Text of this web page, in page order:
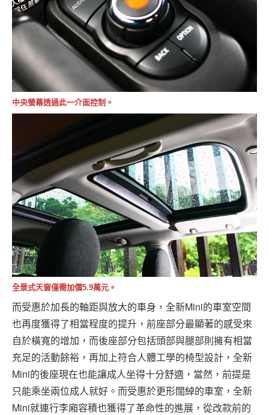
中央螢幕透過此一介面控制。
全景式天窗僅需加價5.9萬元。
而受惠於加長的軸距與放大的車身，全新Mini的車室空間
也再度獲得了相當程度的提升，前座部分最顯著的感受來
自於橫寬的增加，而後座部分包括頭部與腿部則擁有相當
充足的活動餘裕，再加上符合人體工學的椅型設計，全新
Mini的後座現在也能讓成人坐得十分舒適，當然，前提是
只能乘坐兩位成人就好。而受惠於更形闊綽的車室，全新
Mini就連行李廂容積也獲得了革命性的進展，從改款前的